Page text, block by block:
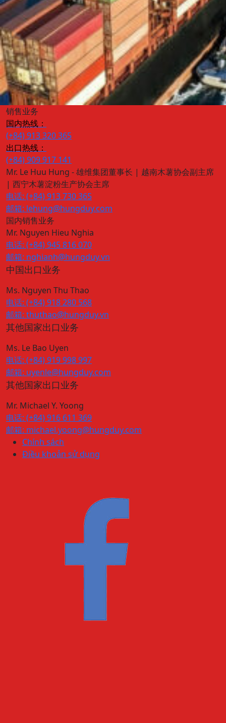
销售业务
国内热线：
(+84) 913 320 365
出口热线：
(+84) 909 917 141
Mr. Le Huu Hung - 雄维集团董事长 | 越南木薯协会副主席
| 西宁木薯淀粉生产协会主席
电话: (+84) 913 730 365
邮箱: lehung@hungduy.com
国内销售业务
Mr. Nguyen Hieu Nghia
电话: (+84) 945 816 070
邮箱: nghianh@hungduy.vn
中国出口业务
Ms. Nguyen Thu Thao
电话: (+84) 918 280 568
邮箱: thuthao@hungduy.vn
其他国家出口业务
Ms. Le Bao Uyen
电话: (+84) 919 998 997
邮箱: uyenle@hungduy.com
其他国家出口业务
Mr. Michael Y. Yoong
电话: (+84) 916 611 369
邮箱: michael.yoong@hungduy.com
Chính sách
Điều khoản sử dụng